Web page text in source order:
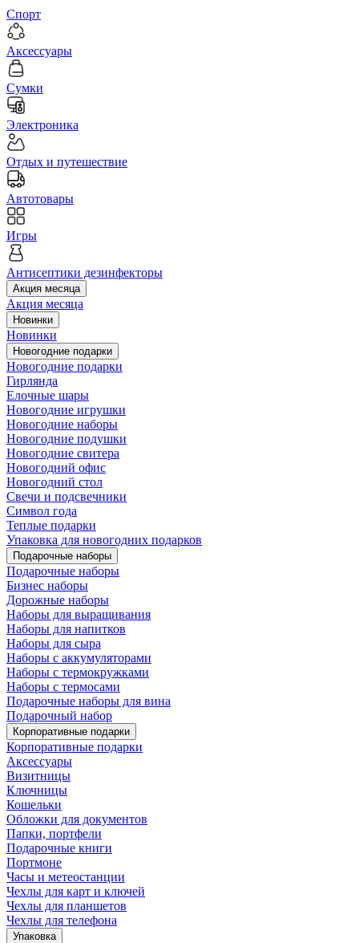
Спорт
Аксессуары
Сумки
Электроника
Отдых и путешествие
Автотовары
Игры
Антисептики дезинфекторы
Акция месяца
Акция месяца
Новинки
Новинки
Новогодние подарки
Новогодние подарки
Гирлянда
Елочные шары
Новогодние игрушки
Новогодние наборы
Новогодние подушки
Новогодние свитера
Новогодний офис
Новогодний стол
Свечи и подсвечники
Символ года
Теплые подарки
Упаковка для новогодних подарков
Подарочные наборы
Подарочные наборы
Бизнес наборы
Дорожные наборы
Наборы для выращивания
Наборы для напитков
Наборы для сыра
Наборы с аккумуляторами
Наборы с термокружками
Наборы с термосами
Подарочные наборы для вина
Подарочный набор
Корпоративные подарки
Корпоративные подарки
Аксессуары
Визитницы
Ключницы
Кошельки
Обложки для документов
Папки, портфели
Подарочные книги
Портмоне
Часы и метеостанции
Чехлы для карт и ключей
Чехлы для планшетов
Чехлы для телефона
Упаковка